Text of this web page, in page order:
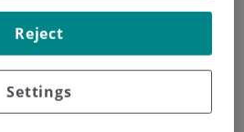
Settings
Reject